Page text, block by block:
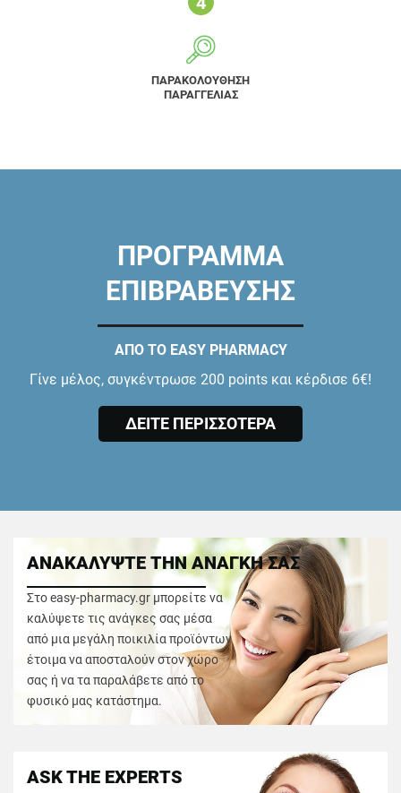
ΠΑΡΑΚΟΛΟΥΘΗΣΗ
ΠΑΡΑΓΓΕΛΙΑΣ
ΠΡΟΓΡΑΜΜΑ
ΕΠΙΒΡΑΒΕΥΣΗΣ
ΑΠΟ ΤΟ EASY PHARMACY
Γίνε μέλος, συγκέντρωσε 200 points και κέρδισε 6€!
ΔΕΙΤΕ ΠΕΡΙΣΣΟΤΕΡΑ
ΑΝΑΚΑΛΥΨΤΕ ΤΗΝ ΑΝΑΓΚΗ ΣΑΣ
Στο easy-pharmacy.gr μπορείτε να
καλύψετε τις ανάγκες σας μέσα
από μια μεγάλη ποικιλία προϊόντων
έτοιμα να αποσταλούν στον χώρο
σας ή να τα παραλάβετε από το
φυσικό μας κατάστημα.
ASK THE EXPERTS